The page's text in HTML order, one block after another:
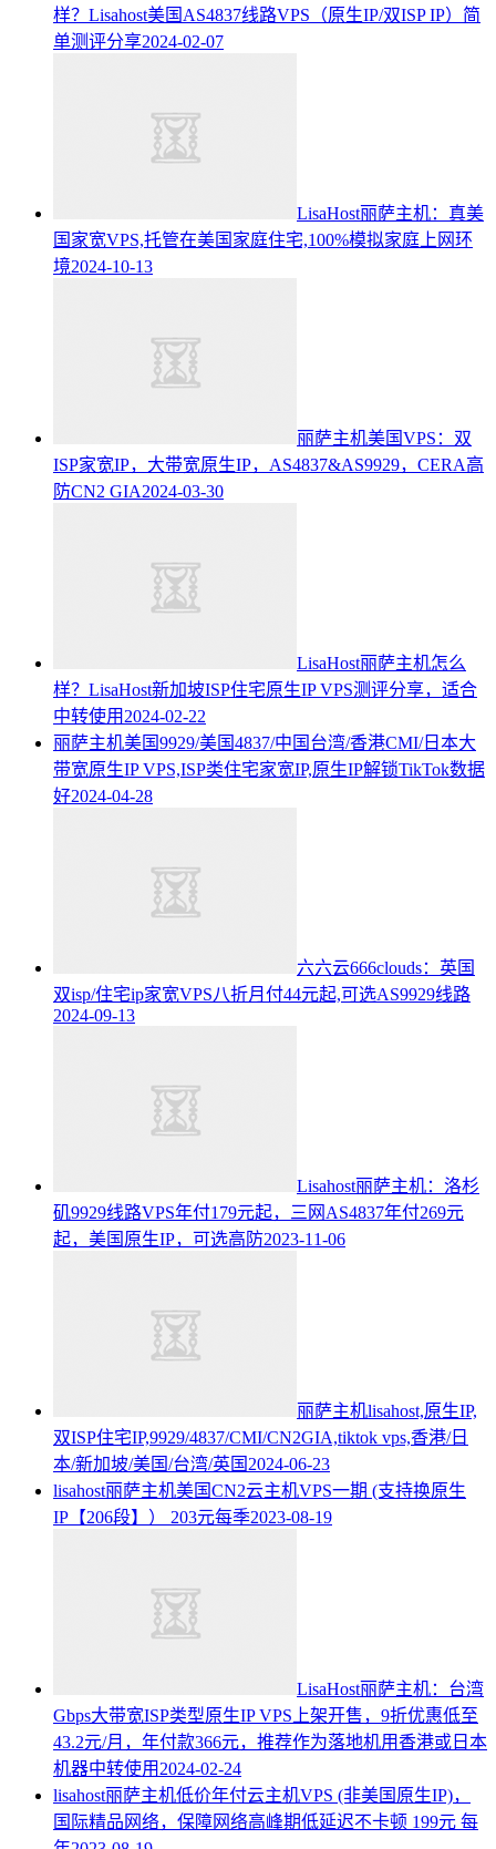
样？Lisahost美国AS4837线路VPS（原生IP/双ISP IP）简
单测评分享2024-02-07
LisaHost丽萨主机：真美
国家宽VPS,托管在美国家庭住宅,100%模拟家庭上网环
境2024-10-13
丽萨主机美国VPS：双
ISP家宽IP，大带宽原生IP，AS4837&AS9929，CERA高
防CN2 GIA2024-03-30
LisaHost丽萨主机怎么
样？LisaHost新加坡ISP住宅原生IP VPS测评分享，适合
中转使用 2024-02-22
丽萨主机美国9929/美国4837/中国台湾/香港CMI/日本大
带宽原生IP VPS,ISP类住宅家宽IP,原生IP解锁TikTok数据
好2024-04-28
六六云666clouds：英国
双isp/住宅ip家宽VPS八折月付44元起,可选AS9929线路
2024-09-13
Lisahost丽萨主机：洛杉
矶9929线路VPS年付179元起，三网AS4837年付269元
起，美国原生IP，可选高防2023-11-06
丽萨主机lisahost,原生IP,
双ISP住宅IP,9929/4837/CMI/CN2GIA,tiktok vps,香港/日
本/新加坡/美国/台湾/英国 2024-06-23
lisahost丽萨主机美国CN2云主机VPS一期 (支持换原生
IP【206段】） 203元每季2023-08-19
LisaHost丽萨主机：台湾
Gbps大带宽ISP类型原生IP VPS上架开售，9折优惠低至
43.2元/月，年付款366元，推荐作为落地机用香港或日本
机器中转使用 2024-02-24
lisahost丽萨主机低价年付云主机VPS (非美国原生IP)，
国际精品网络，保障网络高峰期低延迟不卡顿 199元 每